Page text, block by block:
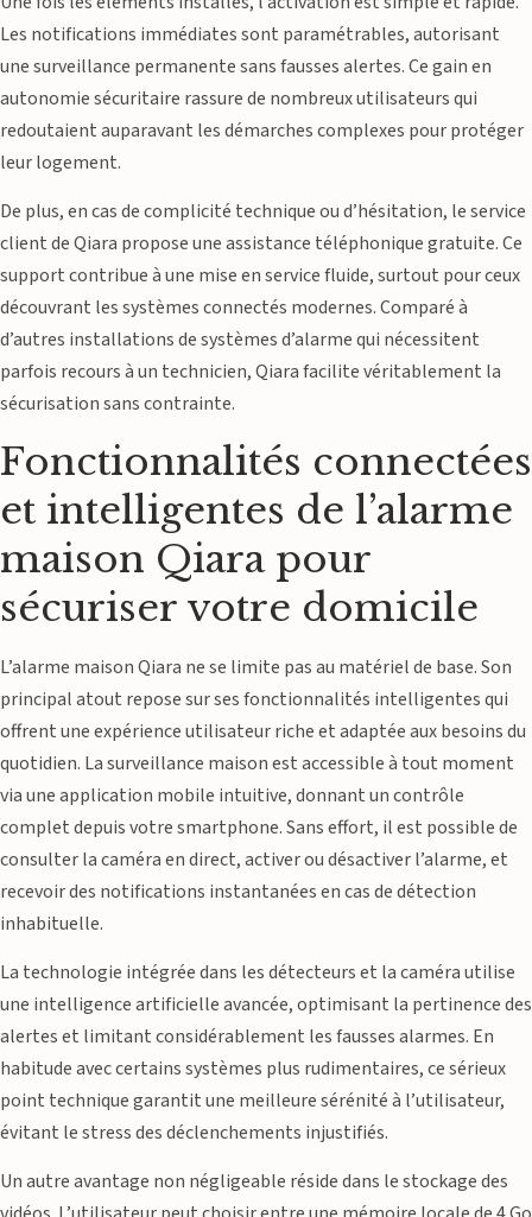
Les notifications immédiates sont paramétrables, autorisant
une surveillance permanente sans fausses alertes. Ce gain en
autonomie sécuritaire rassure de nombreux utilisateurs qui
redoutaient auparavant les démarches complexes pour protéger
leur logement.
De plus, en cas de complicité technique ou d’hésitation, le service
client de Qiara propose une assistance téléphonique gratuite. Ce
support contribue à une mise en service fluide, surtout pour ceux
découvrant les systèmes connectés modernes. Comparé à
d’autres installations de systèmes d’alarme qui nécessitent
parfois recours à un technicien, Qiara facilite véritablement la
sécurisation sans contrainte.
Fonctionnalités connectées
et intelligentes de l’alarme
maison Qiara pour
sécuriser votre domicile
L’alarme maison Qiara ne se limite pas au matériel de base. Son
principal atout repose sur ses fonctionnalités intelligentes qui
offrent une expérience utilisateur riche et adaptée aux besoins du
quotidien. La surveillance maison est accessible à tout moment
via une application mobile intuitive, donnant un contrôle
complet depuis votre smartphone. Sans effort, il est possible de
consulter la caméra en direct, activer ou désactiver l’alarme, et
recevoir des notifications instantanées en cas de détection
inhabituelle.
La technologie intégrée dans les détecteurs et la caméra utilise
une intelligence artificielle avancée, optimisant la pertinence des
alertes et limitant considérablement les fausses alarmes. En
habitude avec certains systèmes plus rudimentaires, ce sérieux
point technique garantit une meilleure sérénité à l’utilisateur,
évitant le stress des déclenchements injustifiés.
Un autre avantage non négligeable réside dans le stockage des